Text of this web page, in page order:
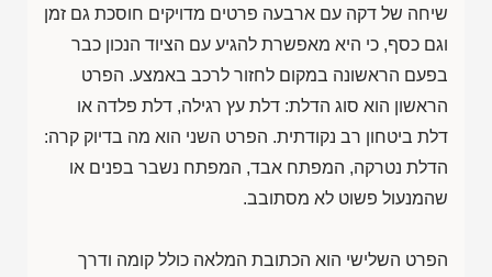
שיחה של דקה עם ארבעה פרטים מדויקים חוסכת גם זמן
וגם כסף, כי היא מאפשרת להגיע עם הציוד הנכון כבר
בפעם הראשונה במקום לחזור לרכב באמצע. הפרט
הראשון הוא סוג הדלת: דלת עץ רגילה, דלת פלדה או
דלת ביטחון רב נקודתית. הפרט השני הוא מה בדיוק קרה:
הדלת נטרקה, המפתח אבד, המפתח נשבר בפנים או
שהמנעול פשוט לא מסתובב.
הפרט השלישי הוא הכתובת המלאה כולל קומה ודרך